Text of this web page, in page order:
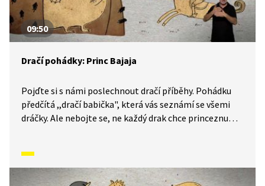
09:50
Dračí pohádky: Princ Bajaja
Pojďte si s námi poslechnout dračí příběhy. Pohádku
předčítá ,,dračí babička", která vás seznámí se všemi
dráčky. Ale nebojte se, ne každý drak chce princeznu
simultánně tlumočen do znakové řeči.